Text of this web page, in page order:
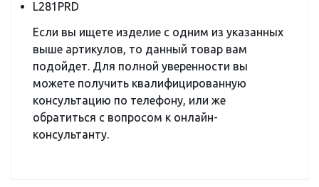
L281PRD
Если вы ищете изделие с одним из указанных
выше артикулов, то данный товар вам
подойдет. Для полной уверенности вы
можете получить квалифицированную
консультацию по телефону, или же
обратиться с вопросом к онлайн-
консультанту.